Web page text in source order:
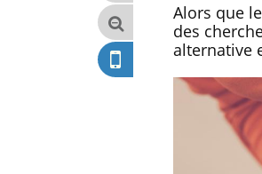
Alors que
des
alternative